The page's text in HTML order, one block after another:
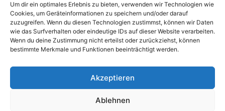
Um dir ein optimales Erlebnis zu bieten, verwenden wir Technologien wie
Cookies, um Geräteinformationen zu speichern und/oder darauf
zuzugreifen. Wenn du diesen Technologien zustimmst, können wir Daten
wie das Surfverhalten oder eindeutige IDs auf dieser Website verarbeiten.
Wenn du deine Zustimmung nicht erteilst oder zurückziehst, können
bestimmte Merkmale und Funktionen beeinträchtigt werden.
Akzeptieren
Ablehnen
Deutschland endlich ein Recht auf Kühlung
braucht
Schneckentempo: Die langsamsten Autos der
Welt
Softwareentwicklungsteam: Das sind die